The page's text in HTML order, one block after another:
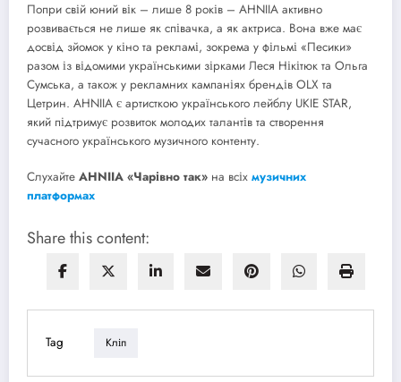
Попри свій юний вік – лише 8 років – AHNIIA активно
розвивається не лише як співачка, а як актриса. Вона вже має
досвід зйомок у кіно та рекламі, зокрема у фільмі «Песики»
разом із відомими українськими зірками Леся Нікітюк та Ольга
Сумська, а також у рекламних кампаніях брендів OLX та
Цетрин. AHNIIA є артисткою українського лейблу UKIE STAR,
який підтримує розвиток молодих талантів та створення
сучасного українського музичного контенту.
Слухайте AHNIIA «Чарівно так» на всіх музичних
платформах
Share this content:
Tag Кліп